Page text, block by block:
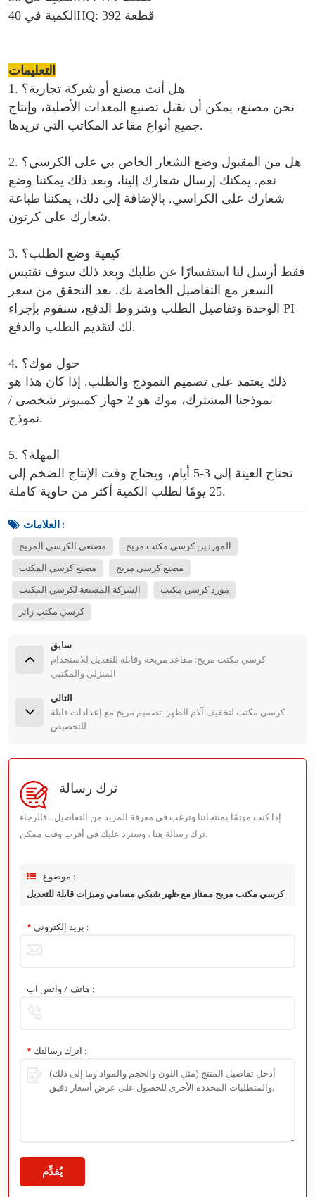
الكمية في 40HQ: 392 قطعة
التعليمات
1. هل أنت مصنع أو شركة تجارية؟
نحن مصنع، يمكن أن نقبل تصنيع المعدات الأصلية، وإنتاج
جميع أنواع مقاعد المكاتب التي تريدها.
2. هل من المقبول وضع الشعار الخاص بي على الكرسي؟
نعم. يمكنك إرسال شعارك إلينا، وبعد ذلك يمكننا وضع
شعارك على الكراسي. بالإضافة إلى ذلك، يمكننا طباعة
شعارك على كرتون.
3. كيفية وضع الطلب؟
فقط أرسل لنا استفسارًا عن طلبك وبعد ذلك سوف نقتبس
السعر مع التفاصيل الخاصة بك. بعد التحقق من سعر
الوحدة وتفاصيل الطلب وشروط الدفع، سنقوم بإجراء PI
لك لتقديم الطلب والدفع.
4. حول موك؟
ذلك يعتمد على تصميم النموذج والطلب. إذا كان هذا هو
نموذجنا المشترك، موك هو 2 جهاز كمبيوتر شخصى /
نموذج.
5. المهلة؟
تحتاج العينة إلى 3-5 أيام، ويحتاج وقت الإنتاج الضخم إلى
25 يومًا لطلب الكمية أكثر من حاوية كاملة.
العلامات :
مصنعي الكرسي المريح الموردين كرسي مكتب مريح
مصنع كرسي المكتب مصنع كرسي مريح
الشركة المصنعة لكرسي المكتب مورد كرسي مكتب
كرسي مكتب زائر
سابق
كرسي مكتب مريح: مقاعد مريحة وقابلة للتعديل للاستخدام
المنزلي والمكتبي
التالي
كرسي مكتب لتخفيف آلام الظهر: تصميم مريح مع إعدادات قابلة
للتخصيص
ترك رسالة
إذا كنت مهتمًا بمنتجاتنا وترغب في معرفة المزيد من التفاصيل ، فالرجاء
ترك رسالة هنا ، وسنرد عليك في أقرب وقت ممكن.
موضوع :
كرسي مكتب مريح ممتاز مع ظهر شبكي مسامي وميزات قابلة للتعديل
* بريد إلكتروني :
هاتف / واتس اب :
* اترك رسالتك :
يُقدِّم